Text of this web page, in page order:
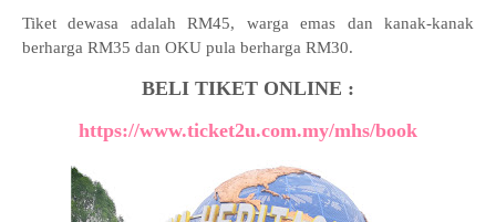
Tiket dewasa adalah RM45, warga emas dan kanak-kanak
berharga RM35 dan OKU pula berharga RM30.
BELI TIKET ONLINE :
https://www.ticket2u.com.my/mhs/book